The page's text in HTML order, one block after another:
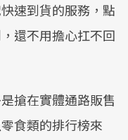
速到貨的服務，點
還不用擔心扛不回
搶在實體通路販售
食類的排行榜來